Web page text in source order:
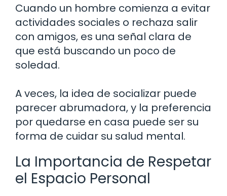
Cuando un hombre comienza a evitar
actividades sociales o rechaza salir
con amigos, es una señal clara de
que está buscando un poco de
soledad.
A veces, la idea de socializar puede
parecer abrumadora, y la preferencia
por quedarse en casa puede ser su
forma de cuidar su salud mental.
La Importancia de Respetar
el Espacio Personal